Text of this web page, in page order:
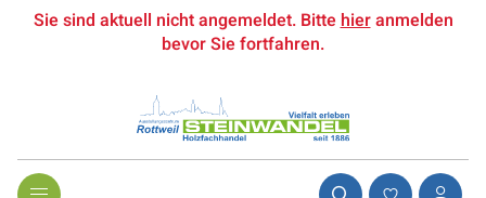
Sie sind aktuell nicht angemeldet. Bittehieranmelden
bevor Sie fortfahren.